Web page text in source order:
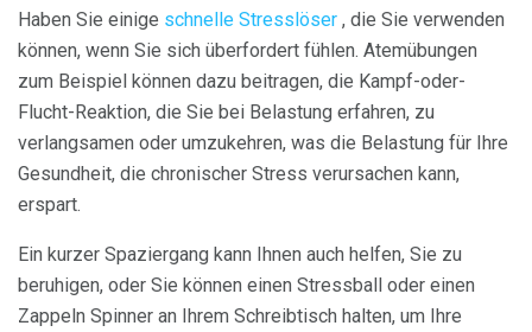
Haben Sie einige schnelle Stresslöser , die Sie verwenden
können, wenn Sie sich überfordert fühlen. Atemübungen
zum Beispiel können dazu beitragen, die Kampf-oder-
Flucht-Reaktion, die Sie bei Belastung erfahren, zu
verlangsamen oder umzukehren, was die Belastung für Ihre
Gesundheit, die chronischer Stress verursachen kann,
erspart.
Ein kurzer Spaziergang kann Ihnen auch helfen, Sie zu
beruhigen, oder Sie können einen Stressball oder einen
Zappeln Spinner an Ihrem Schreibtisch halten, um Ihre